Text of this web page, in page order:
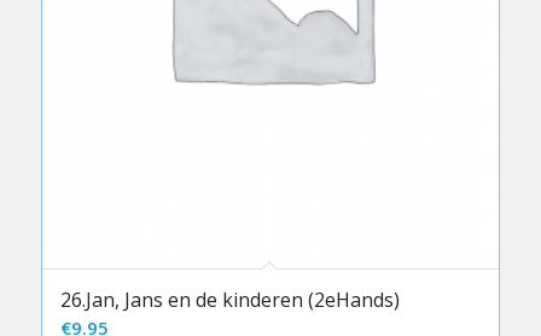
26.Jan, Jans en de kinderen (2eHands)
€9.95